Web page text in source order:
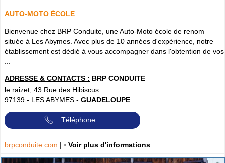
AUTO-MOTO ÉCOLE
Bienvenue chez BRP Conduite, une Auto-Moto école de renom
située à Les Abymes. Avec plus de 10 années d'expérience, notre
établissement est dédié à vous accompagner dans l'obtention de vos
ADRESSE & CONTACTS : BRP CONDUITE
le raizet, 43 Rue des Hibiscus
97139 - LES ABYMES - GUADELOUPE
Téléphone
brpconduite.com | › Voir plus d'informations